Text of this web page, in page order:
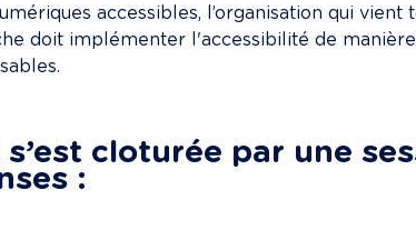
accessibles, l’organisation qui vient
doit implémenter l'accessibilité de
cloturée par une
: